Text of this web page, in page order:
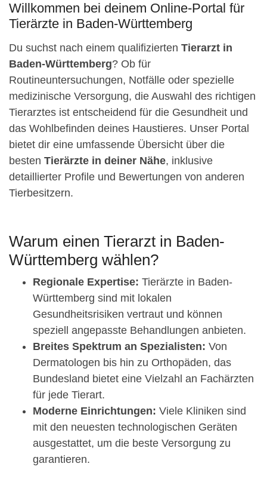
Willkommen bei deinem Online-Portal für
Tierärzte in Baden-Württemberg
Du suchst nach einem qualifizierten Tierarzt in
Baden-Württemberg? Ob für
Routineuntersuchungen, Notfälle oder spezielle
medizinische Versorgung, die Auswahl des richtigen
Tierarztes ist entscheidend für die Gesundheit und
das Wohlbefinden deines Haustieres. Unser Portal
bietet dir eine umfassende Übersicht über die
besten Tierärzte in deiner Nähe, inklusive
detaillierter Profile und Bewertungen von anderen
Tierbesitzern.
Warum einen Tierarzt in Baden-
Württemberg wählen?
Regionale Expertise: Tierärzte in Baden-
Württemberg sind mit lokalen
Gesundheitsrisiken vertraut und können
speziell angepasste Behandlungen anbieten.
Breites Spektrum an Spezialisten: Von
Dermatologen bis hin zu Orthopäden, das
Bundesland bietet eine Vielzahl an Fachärzten
für jede Tierart.
Moderne Einrichtungen: Viele Kliniken sind
mit den neuesten technologischen Geräten
ausgestattet, um die beste Versorgung zu
garantieren.